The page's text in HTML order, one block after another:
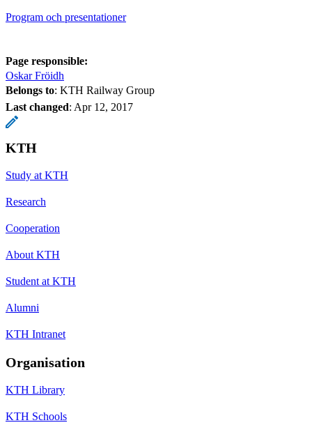
Program och presentationer
Page responsible:
Oskar Fröidh
Belongs to: KTH Railway Group
Last changed: Apr 12, 2017
KTH
Study at KTH
Research
Cooperation
About KTH
Student at KTH
Alumni
KTH Intranet
Organisation
KTH Library
KTH Schools